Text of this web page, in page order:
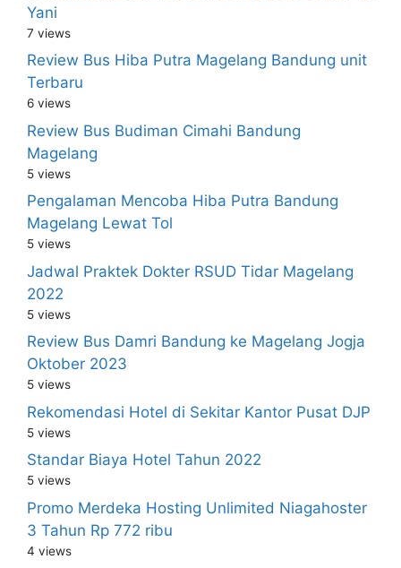
Yani
7 views
Review Bus Hiba Putra Magelang Bandung unit
Terbaru
6 views
Review Bus Budiman Cimahi Bandung
Magelang
5 views
Pengalaman Mencoba Hiba Putra Bandung
Magelang Lewat Tol
5 views
Jadwal Praktek Dokter RSUD Tidar Magelang
2022
5 views
Review Bus Damri Bandung ke Magelang Jogja
Oktober 2023
5 views
Rekomendasi Hotel di Sekitar Kantor Pusat DJP
5 views
Standar Biaya Hotel Tahun 2022
5 views
Promo Merdeka Hosting Unlimited Niagahoster
3 Tahun Rp 772 ribu
4 views